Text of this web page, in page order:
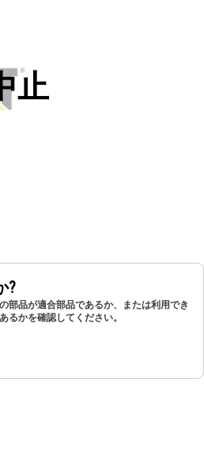
止
?
部品が適合部品であるか、または利用でき
るかを確認してください。